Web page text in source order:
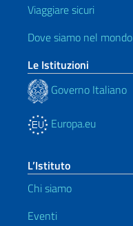
Viaggiare sicuri
Dove siamo nel mondo
Le Istituzioni
Governo Italiano
Europa.eu
L’Istituto
Chi siamo
Eventi